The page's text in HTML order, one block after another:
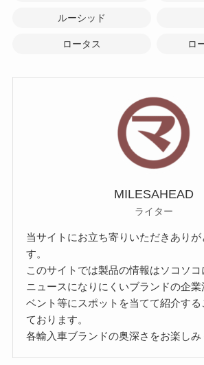
ルーシッド
ロータス ロ
MILESAHEAD
ライター
当サイトにお立ち寄りいただきありが
す。
このサイトでは製品の情報はソコソコ
ニュースになりにくいブランドの企業
ベント等にスポットを当てて紹介する
ております。
各輸入車ブランドの奥深さをお楽しみ